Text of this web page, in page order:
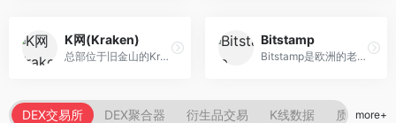
K网(Kraken)
总部位于旧金山的Kraken成立...
Bitstamp
Bitstamp是欧洲的老牌国际站...
DEX交易所 DEX聚合器 衍生品交易 K线数据 质押借贷
more+